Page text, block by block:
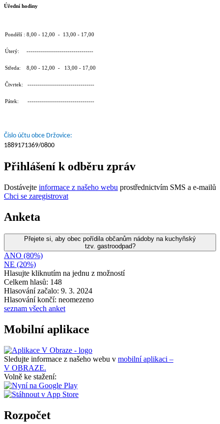
Úřední hodiny
Pondělí : 8,00 - 12,00 - 13,00 - 17,00
Úterý: ----------------------------------
Středa: 8,00 - 12,00 - 13,00 - 17,00
Čtvrtek: ----------------------------------
Pátek: ----------------------------------
Číslo účtu obce Držovice:
1889171369/0800
Přihlášení k odběru zpráv
Dostávejte informace z našeho webu prostřednictvím SMS a e-mailů
Chci se zaregistrovat
Anketa
Přejete si, aby obec pořídila občanům nádoby na kuchyňský
tzv. gastroodpad?
ANO (80%)
NE (20%)
Hlasujte kliknutím na jednu z možností
Celkem hlasů: 148
Hlasování začalo: 9. 3. 2024
Hlasování končí: neomezeno
seznam všech anket
Mobilní aplikace
Sledujte informace z našeho webu v mobilní aplikaci –
V OBRAZE.
Volně ke stažení:
Rozpočet